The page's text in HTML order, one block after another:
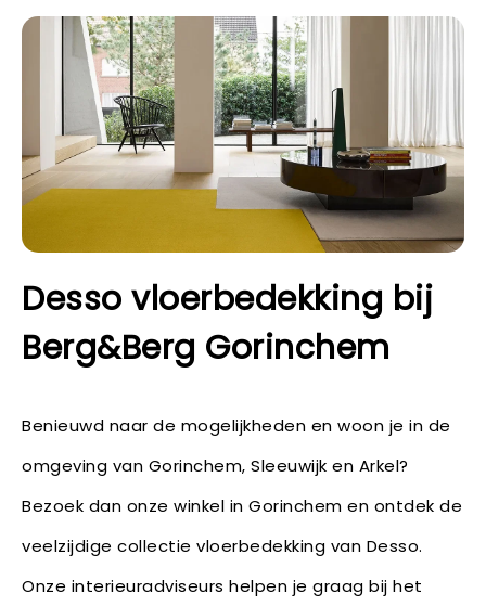
Desso vloerbedekking bij
Berg&Berg Gorinchem
Benieuwd naar de mogelijkheden en woon je in de
omgeving van Gorinchem, Sleeuwijk en Arkel?
Bezoek dan onze winkel in Gorinchem en ontdek de
veelzijdige collectie vloerbedekking van Desso.
Onze interieuradviseurs helpen je graag bij het